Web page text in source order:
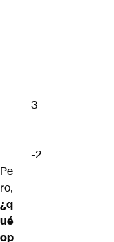
3
-2
Pe
ro,
¿q
ué
op